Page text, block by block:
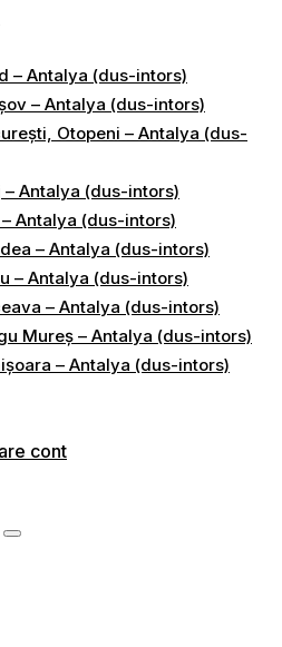
– Antalya (dus-intors)
– Antalya (dus-intors)
Otopeni – Antalya (dus-
– Antalya (dus-intors)
Antalya (dus-intors)
– Antalya (dus-intors)
– Antalya (dus-intors)
– Antalya (dus-intors)
Mureș – Antalya (dus-intors)
– Antalya (dus-intors)
cont